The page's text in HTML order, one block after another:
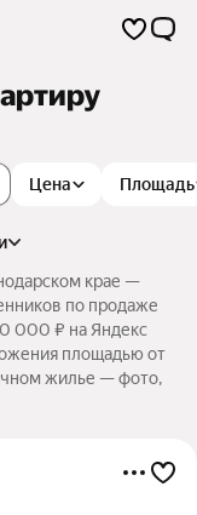
Цена Площадь
крае —
по продаже
000 ₽ на Яндекс
площадью от
жилье — фото,